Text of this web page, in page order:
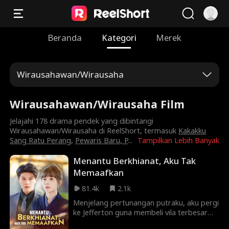
Beranda Kategori Merek
Wirausahawan/Wirausaha
Wirausahawan/Wirausaha Film
Tampilkan Lebih Banyak
Jelajahi 178 drama pendek yang dibintangi
Wirausahawan/Wirausaha di ReelShort, termasuk Kakakku
Sang Ratu Perang, Pewaris Baru, P...
Menantu Berkhianat, Aku Tak
Memaafkan
81.4k
2.1k
Menjelang pertunangan putraku, aku pergi
ke Jefferton guna membeli vila terbesar